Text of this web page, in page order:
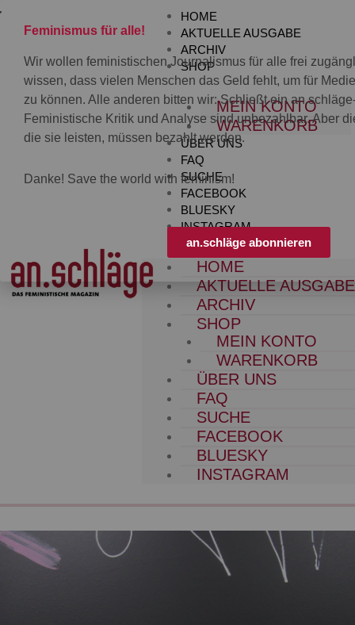
Inhalt
HOME
AKTUELLE AUSGABE
ARCHIV
SHOP
MEIN KONTO
WARENKORB
ÜBER UNS
FAQ
SUCHE
FACEBOOK
BLUESKY
INSTAGRAM
HOME
AKTUELLE AUSGABE
ARCHIV
SHOP
MEIN KONTO
WARENKORB
ÜBER UNS
FAQ
SUCHE
FACEBOOK
BLUESKY
INSTAGRAM
Feminismus für alle!
Wir wollen feministischen Journalismus für alle frei
wissen, dass vielen Menschen das Geld fehlt, um für
zu können. Alle anderen bitten wir: Schließt ein
Feministische Kritik und Analyse sind unbezahlbar. Aber
die sie leisten, müssen bezahlt werden.
Danke! Save the world with feminism!
an.schläge abonnieren